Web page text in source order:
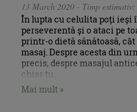
13 March 2020 - Timp
În lupta cu celulita poți ieși
perseverentă și o ataci pe
printr-o dietă sănătoasă,
masaj. Despre acesta din
precis, despre masajul
chiar tu.
Mai mult »